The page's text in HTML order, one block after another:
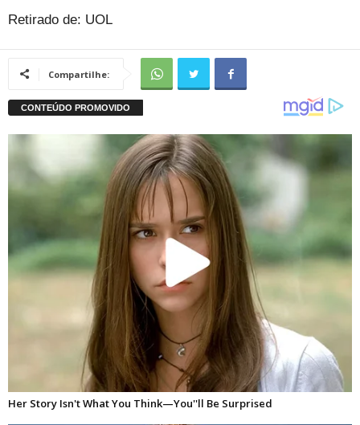
Retirado de: UOL
Compartilhe: